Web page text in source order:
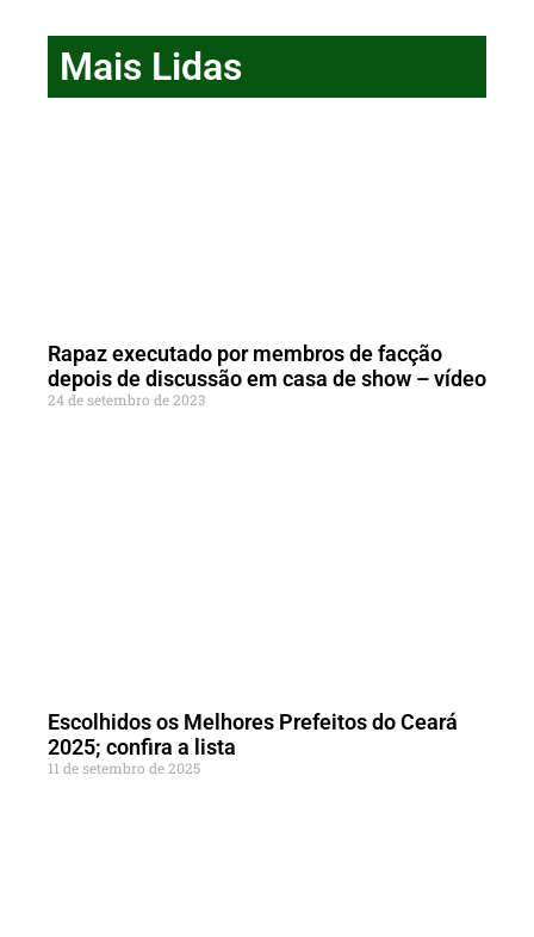
Mais Lidas
Rapaz executado por membros de facção
depois de discussão em casa de show – vídeo
24 de setembro de 2023
Escolhidos os Melhores Prefeitos do Ceará
2025; confira a lista
11 de setembro de 2025